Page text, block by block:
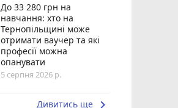
До 33 280 грн на
навчання: хто на
Тернопільщині може
отримати ваучер та які
професії можна
опанувати
5 серпня 2026 р.
Дивитись ще keyboard_arrow_right